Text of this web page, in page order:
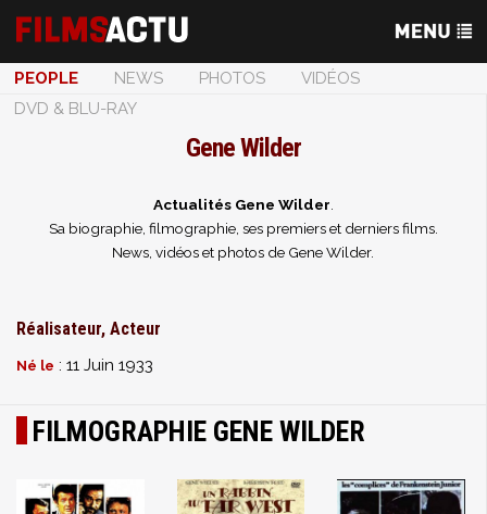
PEOPLE NEWS PHOTOS
VIDÉOS
DVD & BLU-RAY
Gene Wilder
Actualités Gene Wilder
Sa biographie, filmographie, ses premiers et derniers films.
News, vidéos et photos de Gene Wilder.
Réalisateur, Acteur
Né le : 11 Juin 1933
FILMOGRAPHIE GENE WILDER